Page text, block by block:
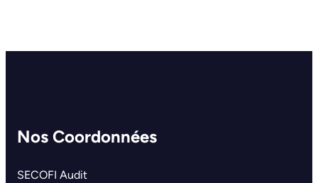
Nos Coordonnées
SECOFI Audit